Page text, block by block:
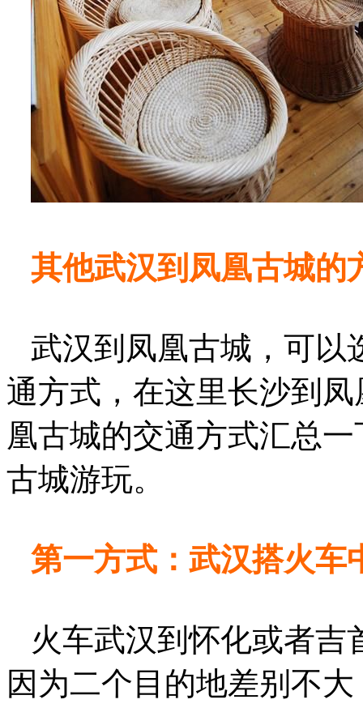
其他武汉到凤凰古城的
武汉到凤凰古城，可以
通方式，在这里长沙到
凰古城的交通方式汇总
古城游玩。
第一方式：武汉搭火车
火车武汉到怀化或者吉
因为二个目的地差别不